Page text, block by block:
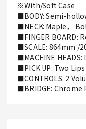
※With/Soft Case
■BODY: Semi-
■NECK: Maple，
■FINGER BOARD:
■SCALE: 864mm /
■MACHINE
■PICK UP: Two
■CONTROLS: 2
■BRIDGE: Chrome